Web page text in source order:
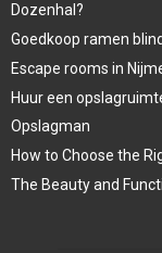
Dozenhal?
Goedkoop ramen
Escape rooms in
Huur een
Opslagman
How to Choose the
The Beauty and